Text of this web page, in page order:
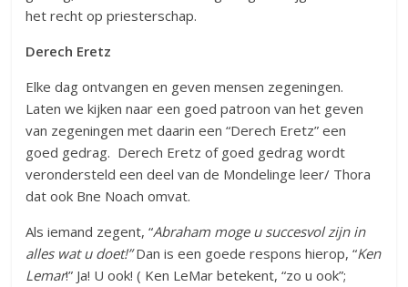
het recht op priesterschap.
Derech Eretz
Elke dag ontvangen en geven mensen zegeningen.
Laten we kijken naar een goed patroon van het geven
van zegeningen met daarin een “Derech Eretz” een
goed gedrag. Derech Eretz of goed gedrag wordt
verondersteld een deel van de Mondelinge leer/ Thora
dat ook Bne Noach omvat.
Als iemand zegent, “Abraham moge u succesvol zijn in
alles wat u doet!”Dan is een goede respons hierop, “Ken
Lemar!” Ja! U ook! ( Ken LeMar betekent, “zo u ook”;